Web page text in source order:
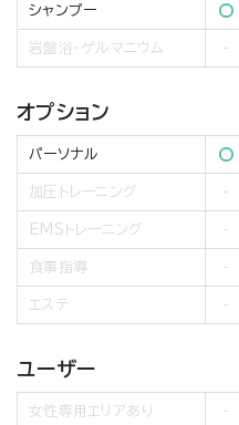
シャンプー
岩盤浴・ゲルマニウム
オプション
パーソナル
加圧トレーニング
EMSトレーニング
食事指導
エステ
ユーザー
女性専用エリアあり